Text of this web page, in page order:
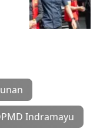
Indramayu